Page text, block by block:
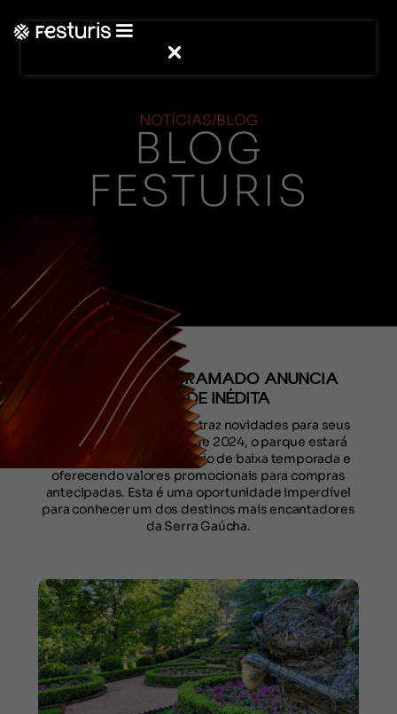
NOTÍCIAS/BLOG
BLOG
FESTURIS
(CONTEÚDO)
GARDEN PARK GRAMADO ANUNCIA
NOVIDADE INÉDITA
O Garden Park Gramado traz novidades para seus
visitantes. Até outubro de 2024, o parque estará
operando com o calendário de baixa temporada e
oferecendo valores promocionais para compras
antecipadas. Esta é uma oportunidade imperdível
para conhecer um dos destinos mais encantadores
da Serra Gaúcha.